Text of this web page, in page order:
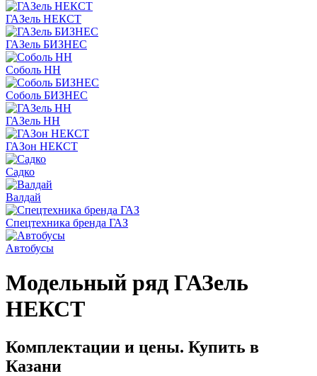
ГАЗель НЕКСТ
ГАЗель БИЗНЕС
Соболь НН
Соболь БИЗНЕС
ГАЗель НН
ГАЗон НЕКСТ
Садко
Валдай
Спецтехника бренда ГАЗ
Автобусы
Модельный ряд ГАЗель
НЕКСТ
Комплектации и цены. Купить в
Казани